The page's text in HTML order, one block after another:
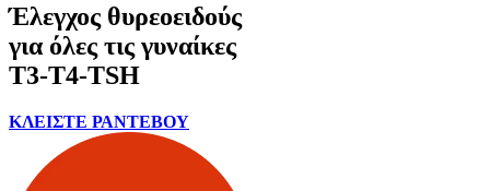
Έλεγχος θυρεοειδούς
για όλες τις γυναίκες
Τ3-Τ4-TSH
ΚΛΕΙΣΤΕ ΡΑΝΤΕΒΟΥ